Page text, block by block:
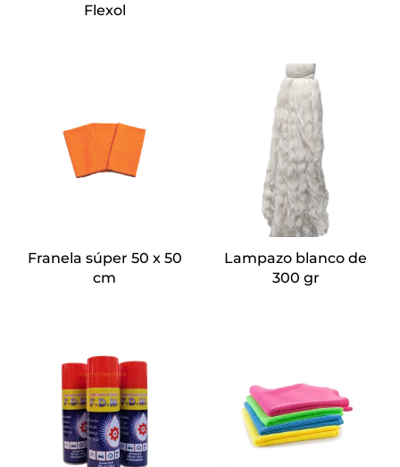
Flexol
Franela súper 50 x 50
cm
Lampazo blanco de
300 gr